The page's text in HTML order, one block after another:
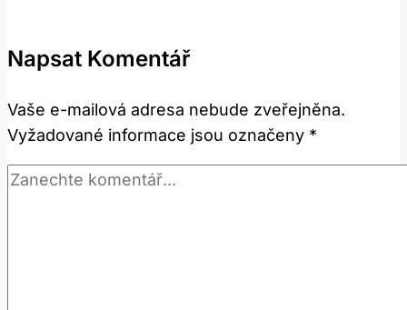
Překlad
význam!
Napsat Komentář
Vaše e-mailová adresa nebude zveřejněna.
Vyžadované informace jsou označeny *